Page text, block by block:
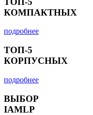
КОМПАКТНЫХ
подробнее
ТОП-5
КОРПУСНЫХ
подробнее
ВЫБОР
IAMLP